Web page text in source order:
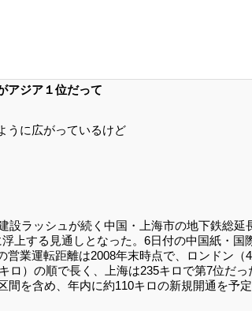
アジア１位だって
うに広がっているけど
設ラッシュが続く中国・上海市の地下鉄総延
上する見通しとなった。6日付の中国紙・国
業運転距離は2008年末時点で、ロンドン（
ロ）の順で長く、上海は235キロで第7位だ
間を含め、年内に約110キロの新規開通を予